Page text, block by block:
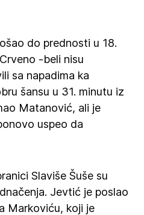
do prednosti u 18.
-beli nisu
sa napadima ka
šansu u 31. minutu iz
Matanović, ali je
uspeo da
Slaviše Šuše su
Jevtić je poslao
Markoviću, koji je